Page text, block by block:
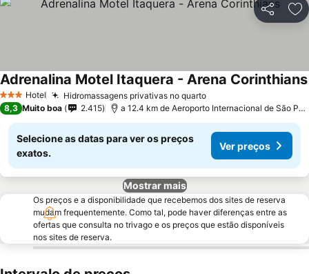
Partilhar
3 EstrelasHotel Hidromassagens privativas no quarto
Adrenalina Motel Itaquera - Arena Corinthians
8,3 Muito boa 2.415 a 12.4 km de Aeroporto Internacional de São Paulo - Guarulhos
Selecione as datas para ver os preços
exatos.
Ver preços
Mostrar mais
Os preços e a disponibilidade que recebemos dos sites de reserva
mudam frequentemente. Como tal, pode haver diferenças entre as
ofertas que consulta no trivago e os preços que estão disponíveis
nos sites de reserva.